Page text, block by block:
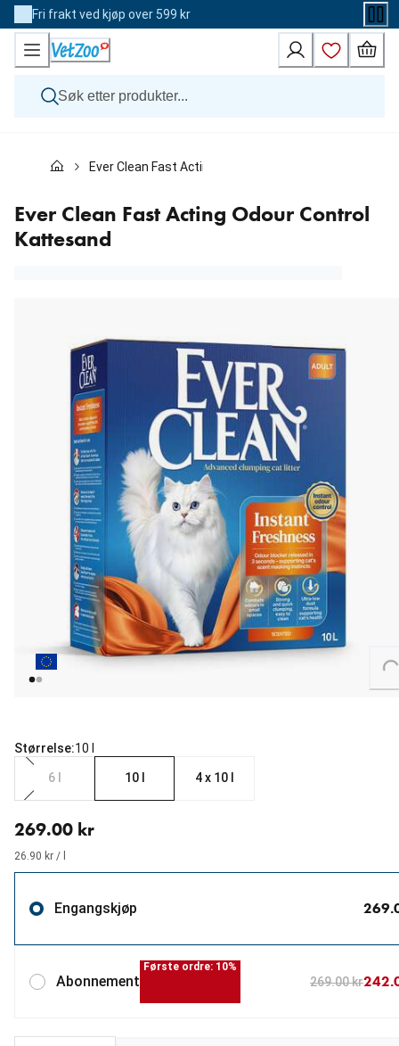
Skip
to
Content
Fri frakt ved kjøp over 599 kr
Katt
Andre dyr
Merker
Nyheter
Ever Clean Fast Acting Odour Control Kattesand
Ever Clean Fast Acting Odour Control
Kattesand
Loading...
Størrelse:10 l
6 l 10 l 4 x 10 l
269.00 kr
26.90 kr / l
Engangskjøp
Abonnement
Første ordre: 10%
269.00 kr